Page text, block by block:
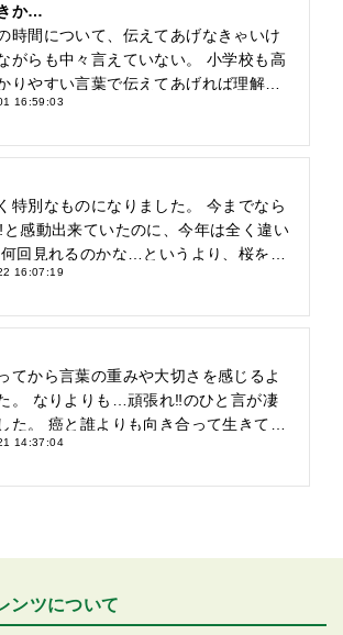
か…
時間について、伝えてあげなきゃいけ
がらも中々言えていない。 小学校も高
りやすい言葉で伝えてあげれば理解で
っています。 難しい問題だけど向き
16:59:03
特別なものになりました。 今までなら
感動出来ていたのに、今年は全く違い
と。 再発からの余命宣告。 色々な思い
16:07:19
てから言葉の重みや大切さを感じるよ
と言が凄
た。 癌と誰よりも向き合って生きてる
何を頑張ったらいいの？と思うように
は嬉しいけど…頑張れじゃない！と思
14:37:04
ンツについて